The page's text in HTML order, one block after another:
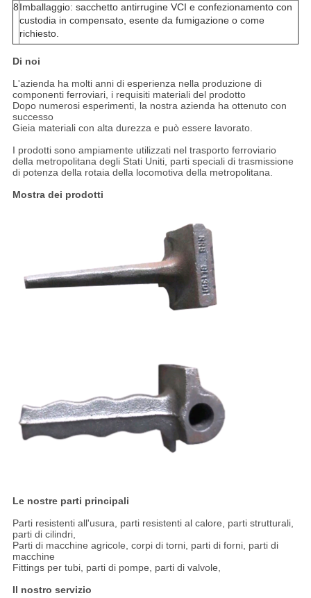
8Imballaggio: sacchetto antirrugine VCI e confezionamento con
custodia in compensato, esente da fumigazione o come
richiesto.
Di noi
L'azienda ha molti anni di esperienza nella produzione di
componenti ferroviari, i requisiti materiali del prodotto
Dopo numerosi esperimenti, la nostra azienda ha ottenuto con
successo
Gieia materiali con alta durezza e può essere lavorato.
I prodotti sono ampiamente utilizzati nel trasporto ferroviario
della metropolitana degli Stati Uniti, parti speciali di trasmissione
di potenza della rotaia della locomotiva della metropolitana.
Mostra dei prodotti
Le nostre parti principali
Parti resistenti all'usura, parti resistenti al calore, parti strutturali,
parti di cilindri,
Parti di macchine agricole, corpi di torni, parti di forni, parti di
macchine
Fittings per tubi, parti di pompe, parti di valvole,
Il nostro servizio